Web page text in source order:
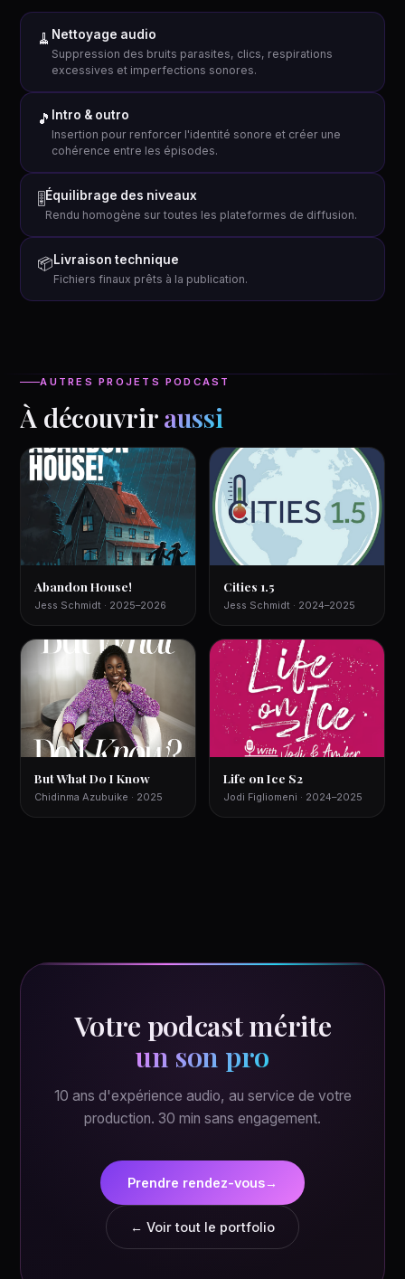
🧹 Nettoyage audio
Suppression des bruits parasites, clics, respirations
excessives et imperfections sonores.
🎵 Intro & outro
Insertion pour renforcer l'identité sonore et créer une
cohérence entre les épisodes.
🎚 Équilibrage des niveaux
Rendu homogène sur toutes les plateformes de diffusion.
📦Livraison technique
Fichiers finaux prêts à la publication.
AUTRES PROJETS PODCAST
À découvriraussi
Abandon House!
Jess Schmidt · 2025–2026
Cities 1.5
Jess Schmidt · 2024–2025
But What Do I Know
Chidinma Azubuike · 2025
Life on Ice S2
Jodi Figliomeni · 2024–2025
Votre podcast mérite
un son pro
10 ans d'expérience audio, au service de votre
production. 30 min sans engagement.
Prendre rendez-vous→
← Voir tout le portfolio